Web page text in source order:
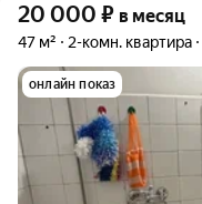
20 000 ₽ в месяц
47 м² 2-комн. квартира
онлайн показ